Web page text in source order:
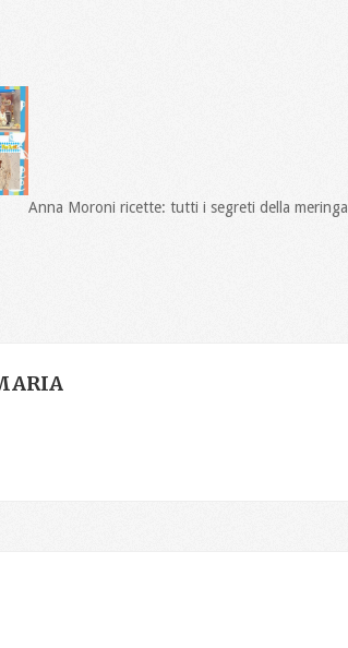
Anna Moroni ricette: tutti i segreti della meringa